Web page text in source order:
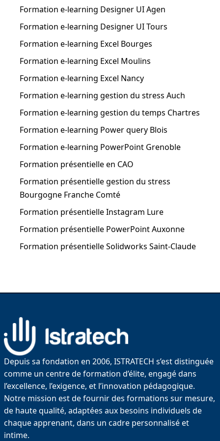
Formation e-learning Designer UI Agen
Formation e-learning Designer UI Tours
Formation e-learning Excel Bourges
Formation e-learning Excel Moulins
Formation e-learning Excel Nancy
Formation e-learning gestion du stress Auch
Formation e-learning gestion du temps Chartres
Formation e-learning Power query Blois
Formation e-learning PowerPoint Grenoble
Formation présentielle en CAO
Formation présentielle gestion du stress
Bourgogne Franche Comté
Formation présentielle Instagram Lure
Formation présentielle PowerPoint Auxonne
Formation présentielle Solidworks Saint-Claude
Depuis sa fondation en 2006, ISTRATECH s’est distinguée
comme un centre de formation d’élite, engagé dans
l’excellence, l’exigence, et l’innovation pédagogique.
Notre mission est de fournir des formations sur mesure,
de haute qualité, adaptées aux besoins individuels de
chaque apprenant, dans un cadre personnalisé et
intime.